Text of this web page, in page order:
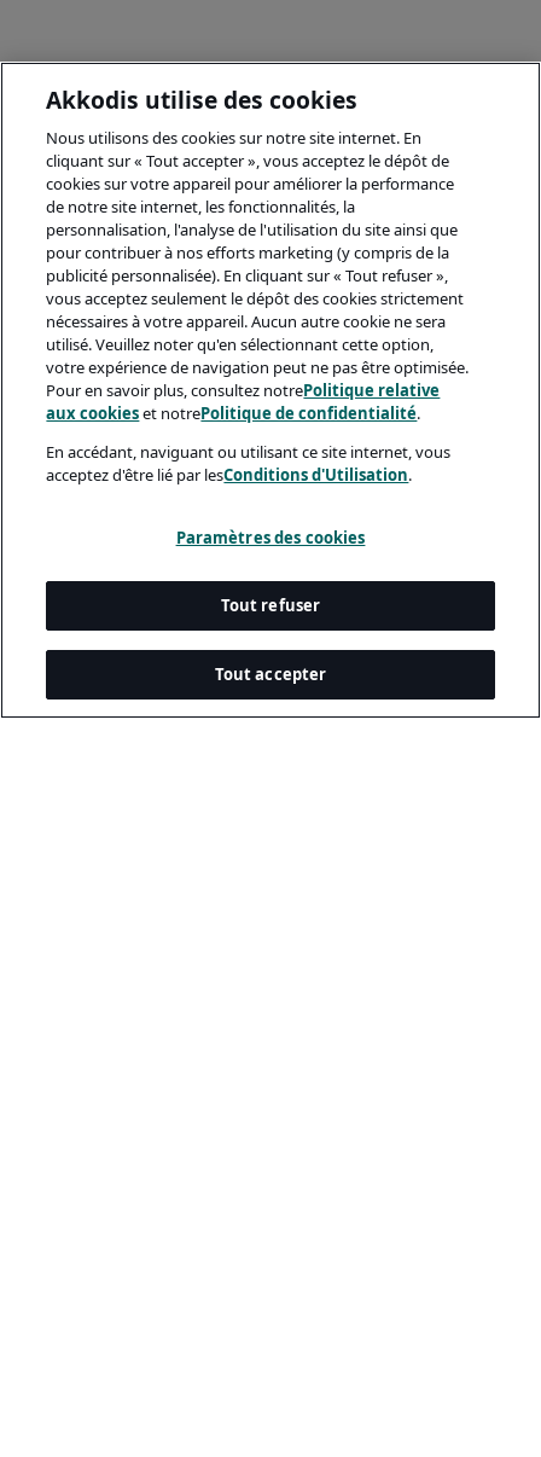
Akkodis utilise des cookies
Nous utilisons des cookies sur notre site internet. En
cliquant sur « Tout accepter », vous acceptez le dépôt de
cookies sur votre appareil pour améliorer la performance
de notre site internet, les fonctionnalités, la
personnalisation, l'analyse de l'utilisation du site ainsi que
pour contribuer à nos efforts marketing (y compris de la
publicité personnalisée). En cliquant sur « Tout refuser »,
vous acceptez seulement le dépôt des cookies strictement
nécessaires à votre appareil. Aucun autre cookie ne sera
utilisé. Veuillez noter qu'en sélectionnant cette option,
votre expérience de navigation peut ne pas être optimisée.
Pour en savoir plus, consultez notrePolitique relative
aux cookieset notrePolitique de confidentialité.
En accédant, naviguant ou utilisant ce site internet, vous
acceptez d'être lié par lesConditions d'Utilisation.
Paramètres des cookies
Tout refuser
Tout accepter